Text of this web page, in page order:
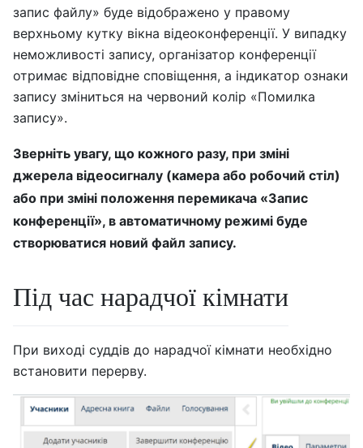
запис файлу» буде відображено у правому
верхньому кутку вікна відеоконференції. У випадку
неможливості запису, організатор конференції
отримає відповідне сповіщення, а індикатор ознаки
запису зміниться на червоний колір «Помилка
запису».
Зверніть увагу, що кожного разу, при зміні
джерела відеосигналу (камера або робочий стіл)
або при зміні положення перемикача «Запис
конференції», в автоматичному режимі буде
створюватися новий файл запису.
Під час нарадчої кімнати
При виході суддів до нарадчої кімнати необхідно
встановити перерву.